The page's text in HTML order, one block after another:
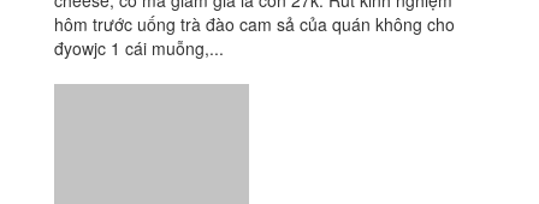
29 Đặng Tất, P. Phước Vĩnh, Tp. Nha Trang, Khánh Hoà
foodee_rhyt01l1:Trà sữa rất ngon,thơm,riêng mình thì